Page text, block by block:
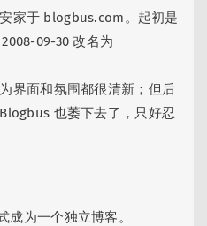
家于 blogbus.com。起初是
09-30 改名为
界面和氛围都很清新；但后
也萎下去了，只好忍
成为一个独立博客。